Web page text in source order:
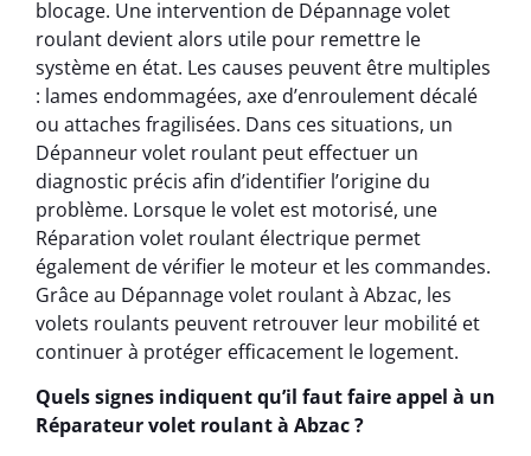
blocage. Une intervention de Dépannage volet
roulant devient alors utile pour remettre le
système en état. Les causes peuvent être multiples
: lames endommagées, axe d’enroulement décalé
ou attaches fragilisées. Dans ces situations, un
Dépanneur volet roulant peut effectuer un
diagnostic précis afin d’identifier l’origine du
problème. Lorsque le volet est motorisé, une
Réparation volet roulant électrique permet
également de vérifier le moteur et les commandes.
Grâce au Dépannage volet roulant à Abzac, les
volets roulants peuvent retrouver leur mobilité et
continuer à protéger efficacement le logement.
Quels signes indiquent qu’il faut faire appel à un
Réparateur volet roulant à Abzac ?